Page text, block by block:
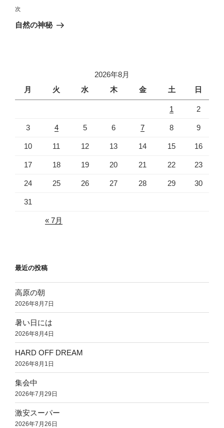
ビ
ゲ
稿
次
の
次
自然の神秘
2026年8月
月
火 水 木 金 土 日
1 2
3 4 5 6 7 8 9
10 11 12 13 14 15 16
17 18 19 20 21 22 23
24 25 26 27 28 29 30
31
« 7月
最近の投稿
高原の朝
2026年8月7日
暑い日には
2026年8月4日
HARD OFF DREAM
2026年8月1日
集会中
2026年7月29日
激安スーパー
2026年7月26日